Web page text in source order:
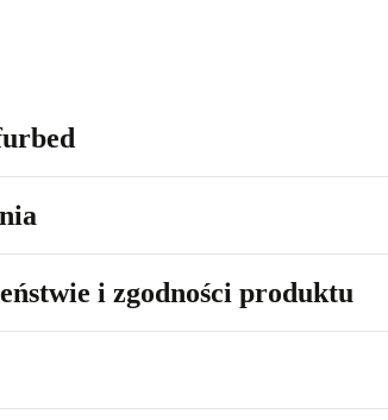
i zgodności produktu